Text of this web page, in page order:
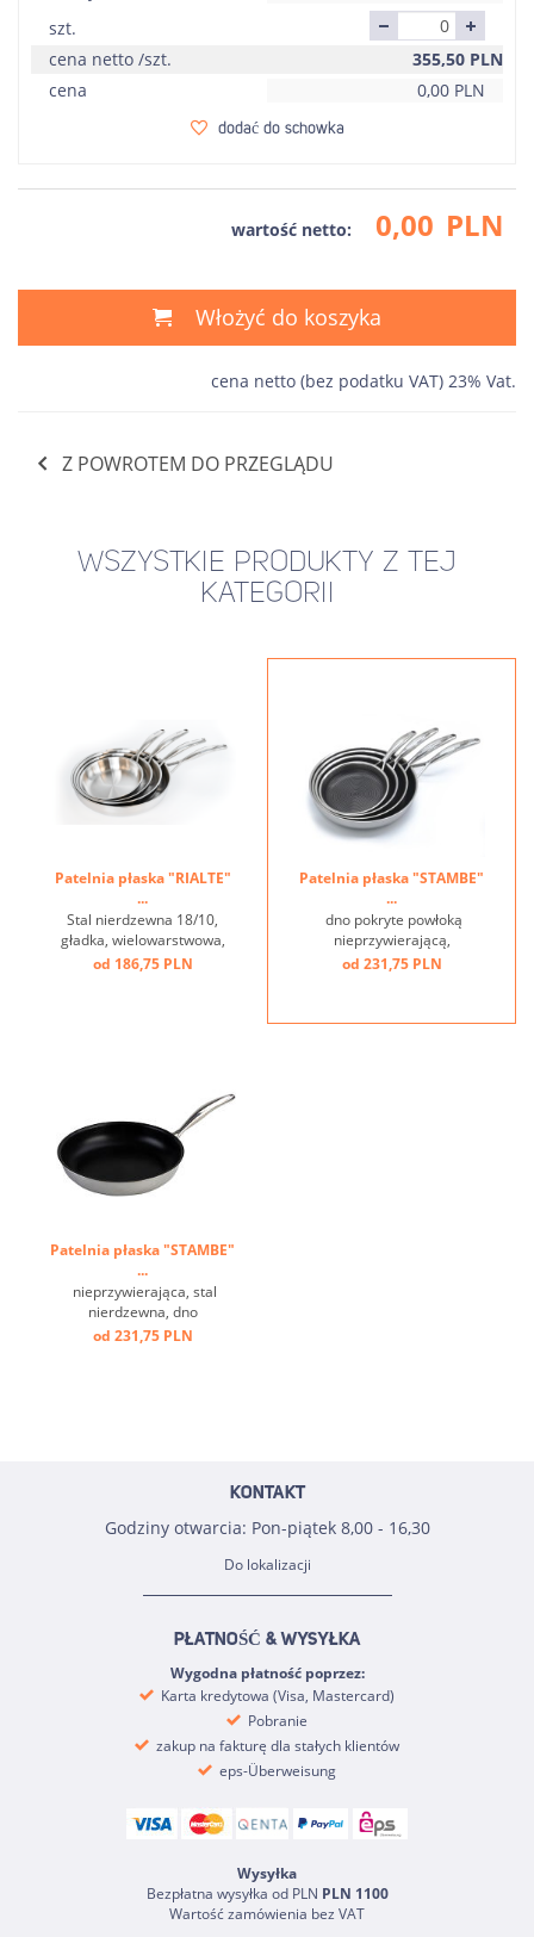
szt.
cena netto /szt.
355,50 PLN
cena
0,00 PLN
dodać do schowka
wartość netto: 0,00 PLN
Włożyć do koszyka
cena netto (bez podatku VAT) 23% Vat.
Z POWROTEM DO PRZEGLĄDU
WSZYSTKIE PRODUKTY Z TEJ
KATEGORII
Patelnia płaska "RIALTE"
...
Stal nierdzewna 18/10,
gładka, wielowarstwowa,
niepowlekana, uchwyt
od 186,75 PLN
Patelnia płaska "STAMBE"
...
dno pokryte powłoką
nieprzywierającą,
wielowarstwowe, stal
specjalne pokrycie dna ...
od 231,75 PLN
Patelnia płaska "STAMBE"
...
nieprzywierająca, stal
nierdzewna, dno
wielowarstwowe ...
od 231,75 PLN
KONTAKT
Godziny otwarcia: Pon-piątek 8,00 - 16,30
Do lokalizacji
PŁATNOŚĆ & WYSYŁKA
Wygodna płatność poprzez:
Karta kredytowa (Visa, Mastercard)
Pobranie
zakup na fakturę dla stałych klientów
eps-Überweisung
Wysyłka
Bezpłatna wysyłka od PLN PLN 1100
Wartość zamówienia bez VAT